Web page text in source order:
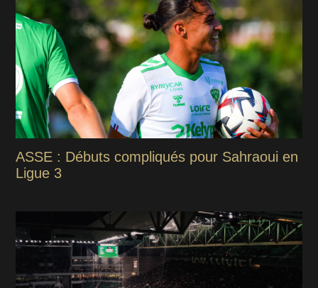
ASSE : Débuts compliqués pour Sahraoui en
Ligue 3